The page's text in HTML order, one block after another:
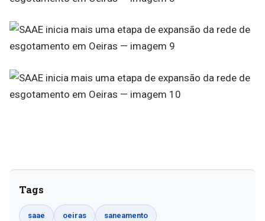
Tags
saae oeiras saneamento